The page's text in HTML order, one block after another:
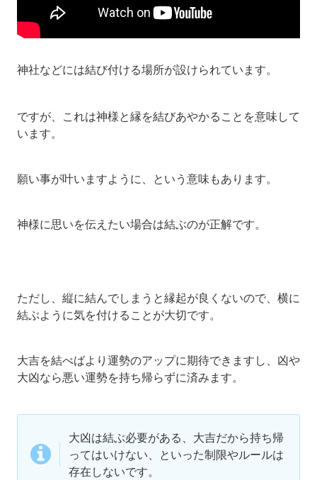
神社などには結び付ける場所が設けられています。
ですが、これは神様と縁を結びあやかることを意味して
います。
願い事が叶いますように、という意味もあります。
神様に思いを伝えたい場合は結ぶのが正解です。
ただし、縦に結んでしまうと縁起が良くないので、横に
結ぶように気を付けることが大切です。
大吉を結べばより運勢のアップに期待できますし、凶や
大凶なら悪い運勢を持ち帰らずに済みます。
大凶は結ぶ必要がある、大吉だから持ち帰
ってはいけない、といった制限やルールは
存在しないです。